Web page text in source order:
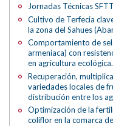
Jornadas Técnicas SFTT
Cultivo de Terfecia
la zona del Sahues
Comportamiento de
armeniaca) con
en agricultura ecológica.
Recuperación,
variedades locales de
distribución entre los
Optimización de la
coliflor en la comarca